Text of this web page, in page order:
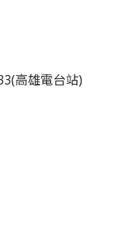
高雄電台站)